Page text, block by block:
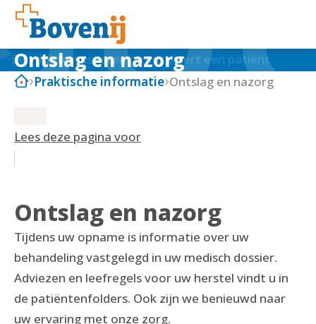
Ontslag en nazorg
Praktische informatie Ontslag en nazorg
Lees deze pagina voor
Ontslag en nazorg
Tijdens uw opname is informatie over uw
behandeling vastgelegd in uw medisch dossier.
Adviezen en leefregels voor uw herstel vindt u in
de patiëntenfolders. Ook zijn we benieuwd naar
uw ervaring met onze zorg.